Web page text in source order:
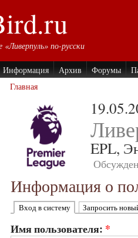
по-русски
Информация Архив Форумы
Главная
EPL,
Информация о
Вход в систему Запросить
Имя пользователя: *